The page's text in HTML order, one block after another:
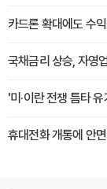
카드론 확대에도 수
국채금리 상승, 자영
'미·이란 전쟁 틈타
휴대전화 개통에 안